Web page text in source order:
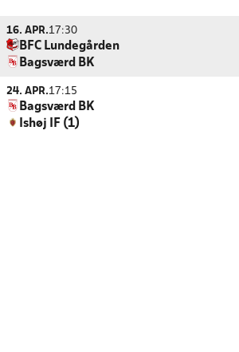
16. APR.17:30
BFC Lundegården
Bagsværd BK
24. APR.17:15
Bagsværd BK
Ishøj IF (1)